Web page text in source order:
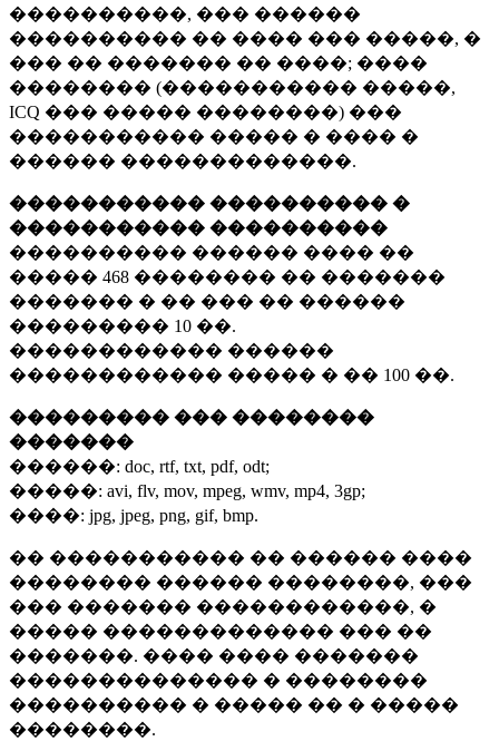
����������, ��� ������
���������� �� ���� ��� �����, �
��� �� ������� �� ����; ����
�������� (����������� �����,
ICQ ��� ����� ��������) ���
����������� ����� � ���� �
������ �������������.
����������� ���������� �
����������� ����������
���������� ������ ���� ��
����� 468 �������� �� �������
������� � �� ��� �� ������
��������� 10 ��.
������������ ������
������������ ����� � �� 100 ��.
��������� ��� ��������
�������
������: doc, rtf, txt, pdf, odt;
�����: avi, flv, mov, mpeg, wmv, mp4, 3gp;
����: jpg, jpeg, png, gif, bmp.
�� ����������� �� ������ ����
�������� ������ ��������, ���
��� ������� ������������, �
����� ������������� ��� ��
�������. ���� ���� �������
�������������� � ��������
���������� � ����� �� � �����
��������.